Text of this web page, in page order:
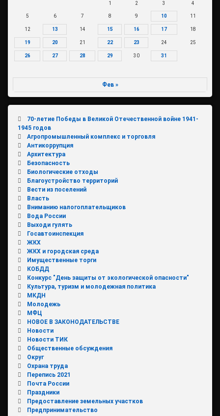
1 2 3 4
5 6 7 8 9 10 11
12 13 14 15 16 17 18
19 20 21 22 23 24 25
26 27 28 29 30 31
Фев »
70-летие Победы в Великой Отечественной войне 1941-
1945 годов
Агропромышленный комплекс и торговля
Антикоррупция
Архитектура
Безопасность
Биологические отходы
Благоустройство территорий
Вести из поселений
Власть
Вниманию налогоплательщиков
Вода России
Выходи гулять
Госавтоинспекция
ЖКХ
ЖКХ и городская среда
Имущественные торги
КОБДД
Конкурс "День защиты от экологической опасности"
Культура, туризм и молодежная политика
МКДН
Молодежь
МФЦ
НОВОЕ В ЗАКОНОДАТЕЛЬСТВЕ
Новости
Новости ТИК
Общественные обсуждения
Округ
Охрана труда
Перепись 2021
Почта России
Праздники
Предоставление земельных участков
Предпринимательство